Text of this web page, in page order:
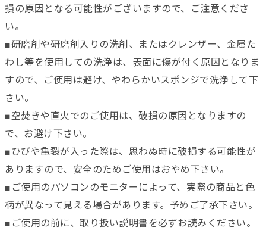
損の原因となる可能性がございますので、ご注意くださ
い。
■研磨剤や研磨剤入りの洗剤、またはクレンザー、金属た
わし等を使用しての洗浄は、表面に傷が付く原因となりま
すので、ご使用は避け、やわらかいスポンジで洗浄して下
さい。
■空焚きや直火でのご使用は、破損の原因となりますの
で、お避け下さい。
■ひびや亀裂が入った際は、思わぬ時に破損する可能性が
ありますので、安全のためご使用はおやめ下さい。
■ご使用のパソコンのモニターによって、実際の商品と色
柄が異なって見える場合があります。予めご了承下さい。
■ご使用の前に、取り扱い説明書を必ずお読みください。